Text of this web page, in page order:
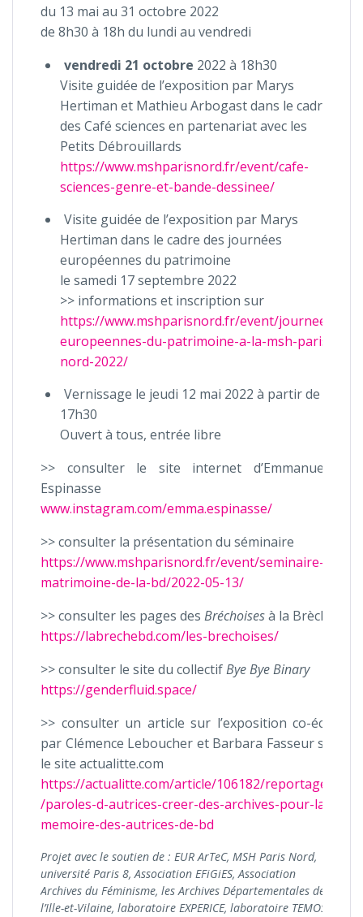
du 13 mai au 31 octobre 2022
de 8h30 à 18h du lundi au vendredi
vendredi 21 octobre 2022 à 18h30
Visite guidée de l’exposition par Marys
Hertiman et Mathieu Arbogast dans le cadre
des Café sciences en partenariat avec les
Petits Débrouillards
https://www.mshparisnord.fr/event/cafe-
sciences-genre-et-bande-dessinee/
Visite guidée de l’exposition par Marys
Hertiman dans le cadre des journées
européennes du patrimoine
le samedi 17 septembre 2022
>> informations et inscription sur
https://www.mshparisnord.fr/event/journees-
europeennes-du-patrimoine-a-la-msh-paris-
nord-2022/
Vernissage le jeudi 12 mai 2022 à partir de
17h30
Ouvert à tous, entrée libre
>> consulter le site internet d’Emmanuelle
Espinasse
www.instagram.com/emma.espinasse/
>> consulter la présentation du séminaire
https://www.mshparisnord.fr/event/seminaire-
matrimoine-de-la-bd/2022-05-13/
>> consulter les pages des Bréchoisesà la Brèche
https://labrechebd.com/les-brechoises/
>> consulter le site du collectifBye Bye Binary
https://genderfluid.space/
>> consulter un article sur l’exposition co-écrit
par Clémence Leboucher et Barbara Fasseur sur
le site actualitte.com
https://actualitte.com/article/106182/reportages
/paroles-d-autrices-creer-des-archives-pour-la-
memoire-des-autrices-de-bd
Projet avec le soutien de : EUR ArTeC, MSH Paris Nord,
université Paris 8, Association EFiGiES, Association
Archives du Féminisme, les Archives Départementales de
l’Ille-et-Vilaine, laboratoire EXPERICE, laboratoire TEMOS,